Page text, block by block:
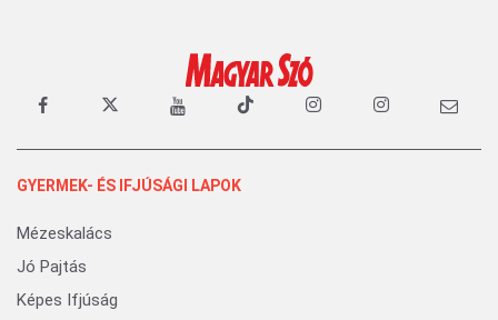
GYERMEK- ÉS IFJÚSÁGI LAPOK
Mézeskalács
Jó Pajtás
Képes Ifjúság